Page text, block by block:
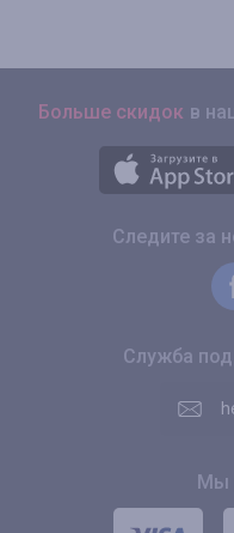
Больше скидок в
Следите за
Служба
Мы